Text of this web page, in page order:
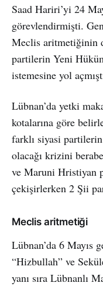
Saad Hariri’yi 24
görevlendirmişti.
Meclis aritmetiğinin
partilerin Yeni
istemesine yol
Lübnan’da yetki
kotalarına göre
farklı siyasi
olacağı krizini
ve Maruni Hristiyan
çekişirlerken 2 Şii
Meclis aritmetiği
Lübnan’da 6 Mayıs
“Hizbullah” ve
yanı sıra Lübnanlı